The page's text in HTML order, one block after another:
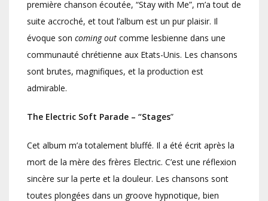
première chanson écoutée, “Stay with Me”, m’a tout de
suite accroché, et tout l’album est un pur plaisir. Il
évoque son coming out comme lesbienne dans une
communauté chrétienne aux Etats-Unis. Les chansons
sont brutes, magnifiques, et la production est
admirable.
The Electric Soft Parade – “Stages”
Cet album m’a totalement bluffé. Il a été écrit après la
mort de la mère des frères Electric. C’est une réflexion
sincère sur la perte et la douleur. Les chansons sont
toutes plongées dans un groove hypnotique, bien